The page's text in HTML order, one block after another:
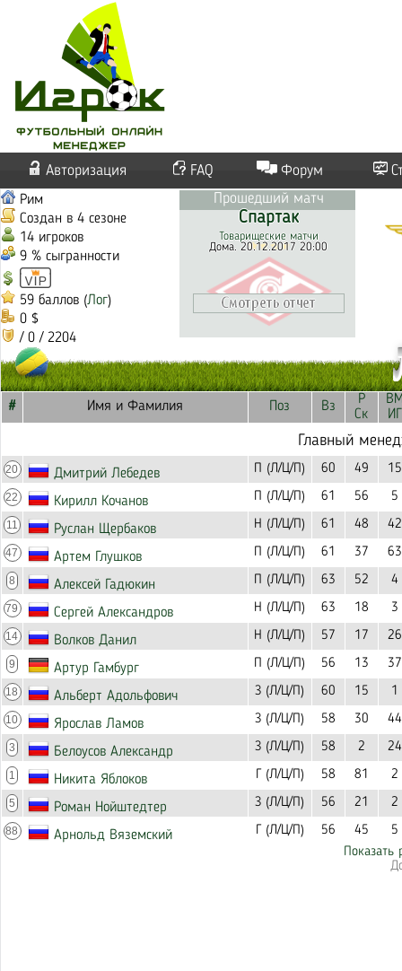
Авторизация FAQ Форум
Рим
Создан в 4 сезоне
14 игроков
9 % сыгранности
59 баллов (Лог)
0 $
/ 0 / 2204
Прошедший матч
Спартак
Товарищеские матчи
Дома. 20.12.2017 20:00
# Имя и Фамилия Поз Вз
Р
Ск
ИГ
Главный
20 Дмитрий Лебедев П (Л/Ц/П) 60 49 15
22 Кирилл Кочанов П (Л/Ц/П) 61 56 5
11 Руслан Щербаков Н (Л/Ц/П) 61 48 42
47 Артем Глушков П (Л/Ц/П) 61 37 63
8 Алексей Гадюкин П (Л/Ц/П) 63 52 4
79 Сергей Александров Н (Л/Ц/П) 63 18 3
14 Волков Данил Н (Л/Ц/П) 57 17 26
9 Артур Гамбург П (Л/Ц/П) 56 13 37
18 Альберт Адольфович З (Л/Ц/П) 60 15 1
10 Ярослав Ламов З (Л/Ц/П) 58 30 44
3 Белоусов Александр З (Л/Ц/П) 58 2 24
1 Никита Яблоков Г (Л/Ц/П) 58 81 2
5 Роман Нойштедтер З (Л/Ц/П) 56 21 2
88 Арнольд Вяземский Г (Л/Ц/П) 56 45
5
Показать